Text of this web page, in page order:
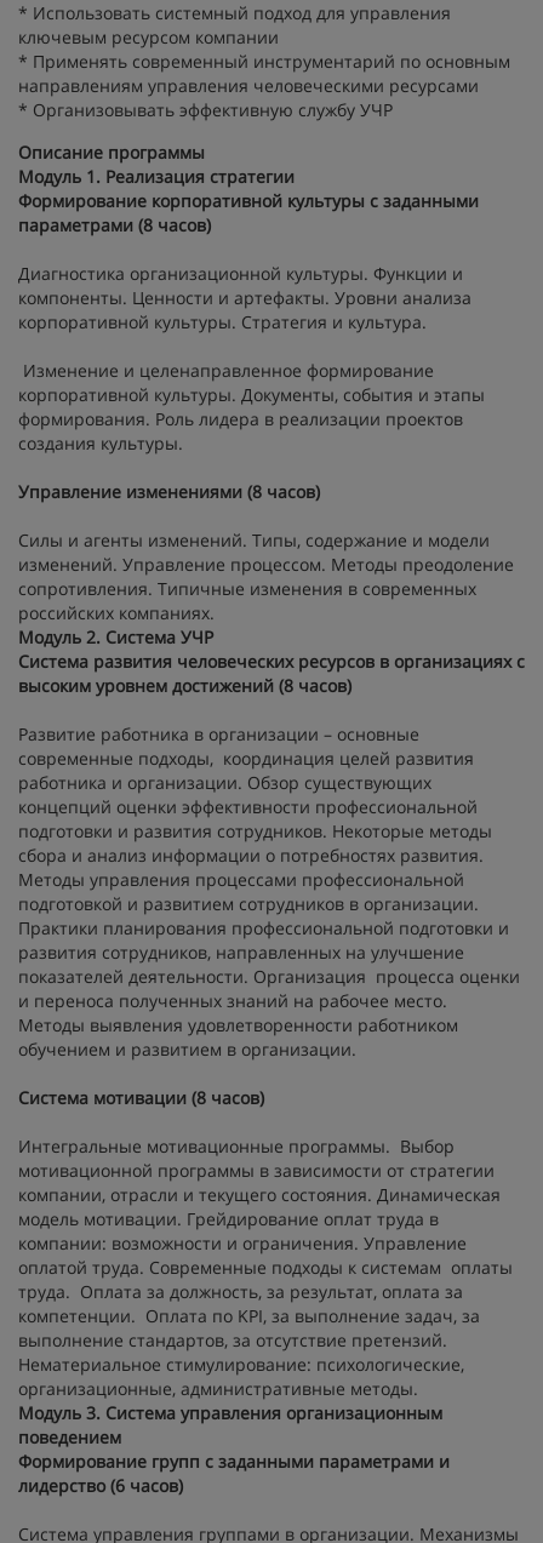
* Использовать системный подход для управления
ключевым ресурсом компании
* Применять современный инструментарий по основным
направлениям управления человеческими ресурсами
* Организовывать эффективную службу УЧР
Описание программы
Модуль 1. Реализация стратегии
Формирование корпоративной культуры с заданными
параметрами (8 часов)
Диагностика организационной культуры. Функции и
компоненты. Ценности и артефакты. Уровни анализа
корпоративной культуры. Стратегия и культура.
Изменение и целенаправленное формирование
корпоративной культуры. Документы, события и этапы
формирования. Роль лидера в реализации проектов
создания культуры.
Управление изменениями (8 часов)
Силы и агенты изменений. Типы, содержание и модели
изменений. Управление процессом. Методы преодоление
сопротивления. Типичные изменения в современных
российских компаниях.
Модуль 2. Система УЧР
Система развития человеческих ресурсов в организациях с
высоким уровнем достижений (8 часов)
Развитие работника в организации – основные
современные подходы, координация целей развития
работника и организации. Обзор существующих
концепций оценки эффективности профессиональной
подготовки и развития сотрудников. Некоторые методы
сбора и анализ информации о потребностях развития.
Методы управления процессами профессиональной
подготовкой и развитием сотрудников в организации.
Практики планирования профессиональной подготовки и
развития сотрудников, направленных на улучшение
показателей деятельности. Организация процесса оценки
и переноса полученных знаний на рабочее место.
Методы выявления удовлетворенности работником
обучением и развитием в организации.
Система мотивации (8 часов)
Интегральные мотивационные программы. Выбор
мотивационной программы в зависимости от стратегии
компании, отрасли и текущего состояния. Динамическая
модель мотивации. Грейдирование оплат труда в
компании: возможности и ограничения. Управление
оплатой труда. Современные подходы к системам оплаты
труда. Оплата за должность, за результат, оплата за
компетенции. Оплата по KPI, за выполнение задач, за
выполнение стандартов, за отсутствие претензий.
Нематериальное стимулирование: психологические,
организационные, административные методы.
Модуль 3. Система управления организационным
поведением
Формирование групп с заданными параметрами и
лидерство (6 часов)
Система управления группами в организации. Механизмы